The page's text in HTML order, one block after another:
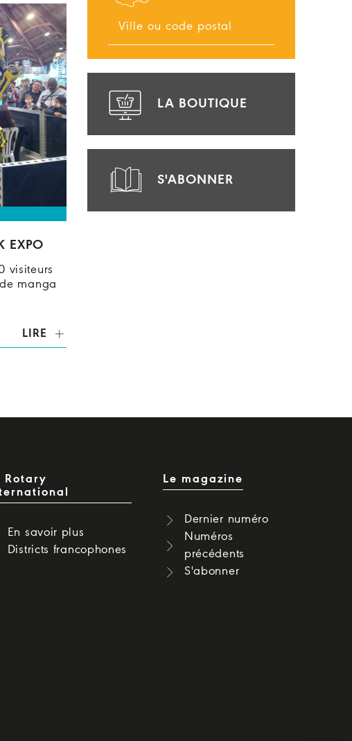
EXPO
visiteurs
manga
LIRE
LA BOUTIQUE
S'ABONNER
Rotary
En savoir plus
Districts francophones
Le magazine
Dernier numéro
Numéros
précédents
S'abonner